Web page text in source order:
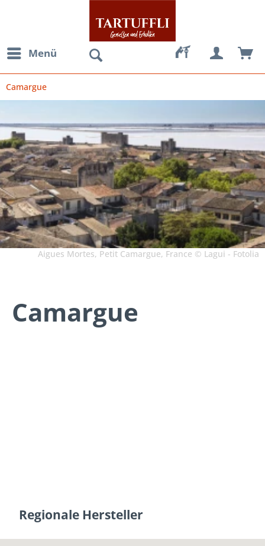
Menü
Camargue
Aigues Mortes, Petit Camargue, France © Lagui - Fotolia
Camargue
Regionale Hersteller